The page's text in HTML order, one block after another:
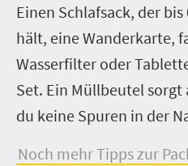
Einen Schlafsack, der
hält, eine Wanderkarte,
Wasserfilter oder
Set. Ein Müllbeutel
du keine Spuren in der
Noch mehr Tipps zur